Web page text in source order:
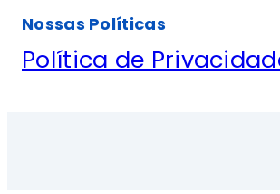
Nossas Políticas
Política de